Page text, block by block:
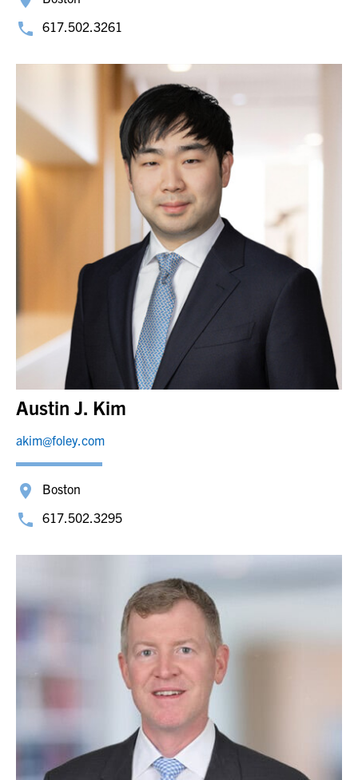
617.502.3261
Austin J. Kim
akim@foley.com
Boston
617.502.3295